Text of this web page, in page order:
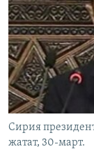
АЗАТТЫК+
ЫҢГАЙСЫЗ
ЭЕ/АРнун
Сирия
жатат, 30-март.